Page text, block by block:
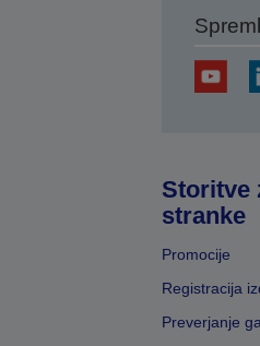
Storitve
stranke
Promocije
Registracija
Preverjanje